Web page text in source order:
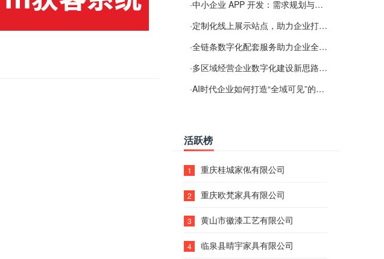
·中小企业 APP 开发：需求规划与项目落地避坑经验分享
·定制化线上展示站点，助力企业打通线上经营渠道
·全链条数字化配套服务助力企业全域线上经营
·多区域经营企业数字化建设新思路：多端载体与地域检索一体化落地思路分享
·AI时代企业如何打造“全域可见”的数字资产？梓彤超越给出新解法
活跃榜
1 重庆桂城家俬有限公司
2 重庆欧梵家具有限公司
3 黄山市徽漆工艺有限公司
4 临泉县晴宇家具有限公司